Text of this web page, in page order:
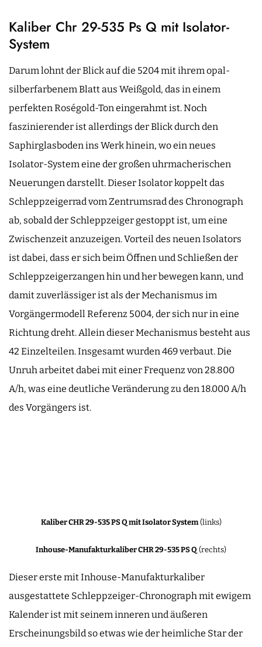
Kaliber Chr 29-535 Ps Q mit Isolator-
System
Darum lohnt der Blick auf die 5204 mit ihrem opal-
silberfarbenem Blatt aus Weißgold, das in einem
perfekten Roségold-Ton eingerahmt ist. Noch
faszinierender ist allerdings der Blick durch den
Saphirglasboden ins Werk hinein, wo ein neues
Isolator-System eine der großen uhrmacherischen
Neuerungen darstellt. Dieser Isolator koppelt das
Schleppzeigerrad vom Zentrumsrad des Chronograph
ab, sobald der Schleppzeiger gestoppt ist, um eine
Zwischenzeit anzuzeigen. Vorteil des neuen Isolators
ist dabei, dass er sich beim Öffnen und Schließen der
Schleppzeigerzangen hin und her bewegen kann, und
damit zuverlässiger ist als der Mechanismus im
Vorgängermodell Referenz 5004, der sich nur in eine
Richtung dreht. Allein dieser Mechanismus besteht aus
42 Einzelteilen. Insgesamt wurden 469 verbaut. Die
Unruh arbeitet dabei mit einer Frequenz von 28.800
A/h, was eine deutliche Veränderung zu den 18.000 A/h
des Vorgängers ist.
Kaliber CHR 29-535 PS Q mit Isolator System(links)
Inhouse-Manufakturkaliber CHR 29-535 PS Q (rechts)
Dieser erste mit Inhouse-Manufakturkaliber
ausgestattete Schleppzeiger-Chronograph mit ewigem
Kalender ist mit seinem inneren und äußeren
Erscheinungsbild so etwas wie der heimliche Star der